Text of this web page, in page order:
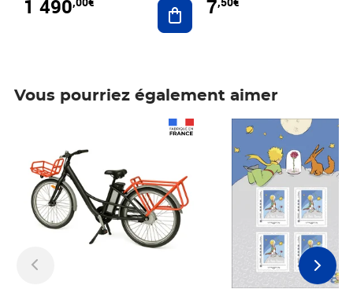
1 490 Ajouter au panier
7
Vous pourriez également aimer
Prix 7,50€